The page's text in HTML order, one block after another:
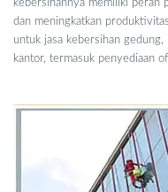
kebersihannya memiliki peran
dan meningkatkan
untuk jasa kebersihan
kantor, termasuk penyediaan